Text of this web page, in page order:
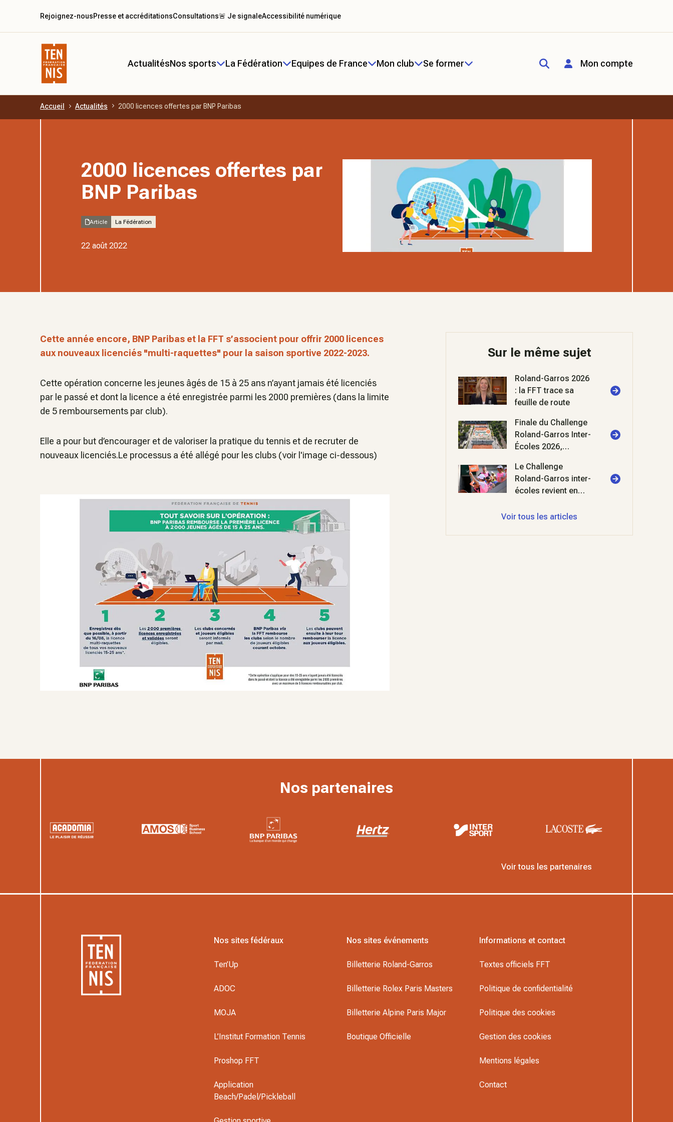
Aller au contenu principal
ActualitésNos sports La Fédération Equipes de France Mon club Se former Mon compte
Rejoignez-nousPresse et accréditationsConsultations🚨 Je signaleAccessibilité numérique
Accueil Actualités 2000 licences offertes par BNP Paribas
2000 licences offertes par
BNP Paribas
Article La Fédération
22 août 2022
Cette année encore, BNP Paribas et la FFT s’associent pour offrir 2000 licences
aux nouveaux licenciés "multi-raquettes" pour la saison sportive 2022-2023.
Cette opération concerne les jeunes âgés de 15 à 25 ans n’ayant jamais été licenciés
par le passé et dont la licence a été enregistrée parmi les 2000 premières (dans la limite
de 5 remboursements par club).
Elle a pour but d’encourager et de valoriser la pratique du tennis et de recruter de
nouveaux licenciés.Le processus a été allégé pour les clubs (voir l'image ci-dessous)
Sur le même sujet
Roland-Garros 2026
: la FFT trace sa
feuille de route
Finale du Challenge
Roland-Garros Inter-
Écoles 2026,
Le Challenge
Roland-Garros inter-
écoles revient en
Roland-Garros
Voir tous les articles
Nos partenaires
Voir tous les partenaires
Nos sites fédéraux
Ten’Up
ADOC
MOJA
L’Institut Formation Tennis
Proshop FFT
Application
Beach/Padel/Pickleball
Nos sites événements
Billetterie Roland-Garros
Billetterie Rolex Paris Masters
Billetterie Alpine Paris Major
Boutique Officielle
Informations et contact
Textes officiels FFT
Politique de confidentialité
Politique des cookies
Gestion des cookies
Mentions légales
Contact